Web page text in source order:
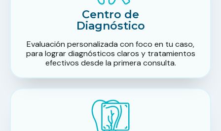
Centro de
Diagnóstico
Evaluación personalizada con foco en tu caso,
para lograr diagnósticos claros y tratamientos
efectivos desde la primera consulta.